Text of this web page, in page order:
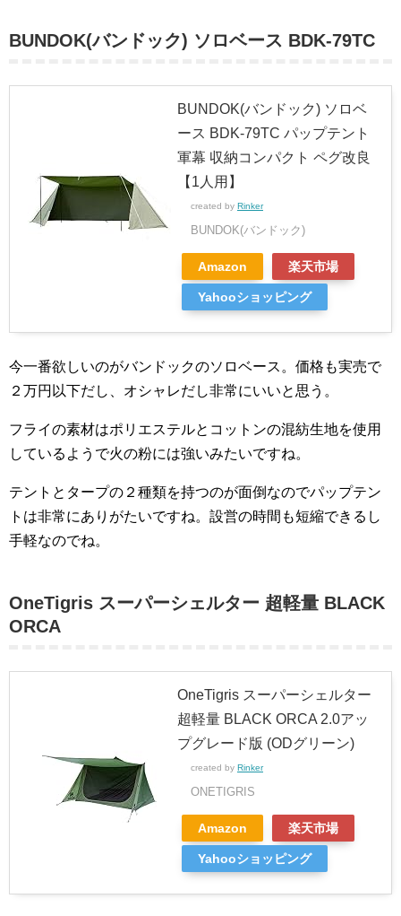
BUNDOK(バンドック) ソロベース BDK-79TC
BUNDOK(バンドック) ソロベ
ース BDK-79TC パップテント
軍幕 収納コンパクト ペグ改良
【1人用】
created by Rinker
BUNDOK(バンドック)
Amazon 楽天市場
Yahooショッピング
今一番欲しいのがバンドックのソロベース。価格も実売で
２万円以下だし、オシャレだし非常にいいと思う。
フライの素材はポリエステルとコットンの混紡生地を使用
しているようで火の粉には強いみたいですね。
テントとタープの２種類を持つのが面倒なのでパップテン
トは非常にありがたいですね。設営の時間も短縮できるし
手軽なのでね。
OneTigris スーパーシェルター 超軽量 BLACK
ORCA
OneTigris スーパーシェルター
超軽量 BLACK ORCA 2.0アッ
プグレード版 (ODグリーン)
created by Rinker
ONETIGRIS
Amazon 楽天市場
Yahooショッピング